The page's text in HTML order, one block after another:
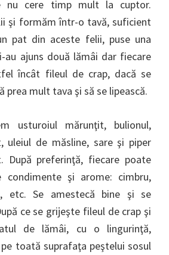
nu cere timp mult la cuptor.
şi formăm într-o tavă, suficient
pat din aceste felii, puse una
au ajuns două lămâi dar fiecare
încât fileul de crap, dacă se
prea mult tava şi să se lipească.
usturoiul mărunţit, bulionul,
uleiul de măsline, sare şi piper
După preferinţă, fiecare poate
condimente şi arome: cimbru,
etc. Se amestecă bine şi se
ce se grijeşte fileul de crap şi
de lămâi, cu o lingurinţă,
toată suprafaţa peştelui sosul